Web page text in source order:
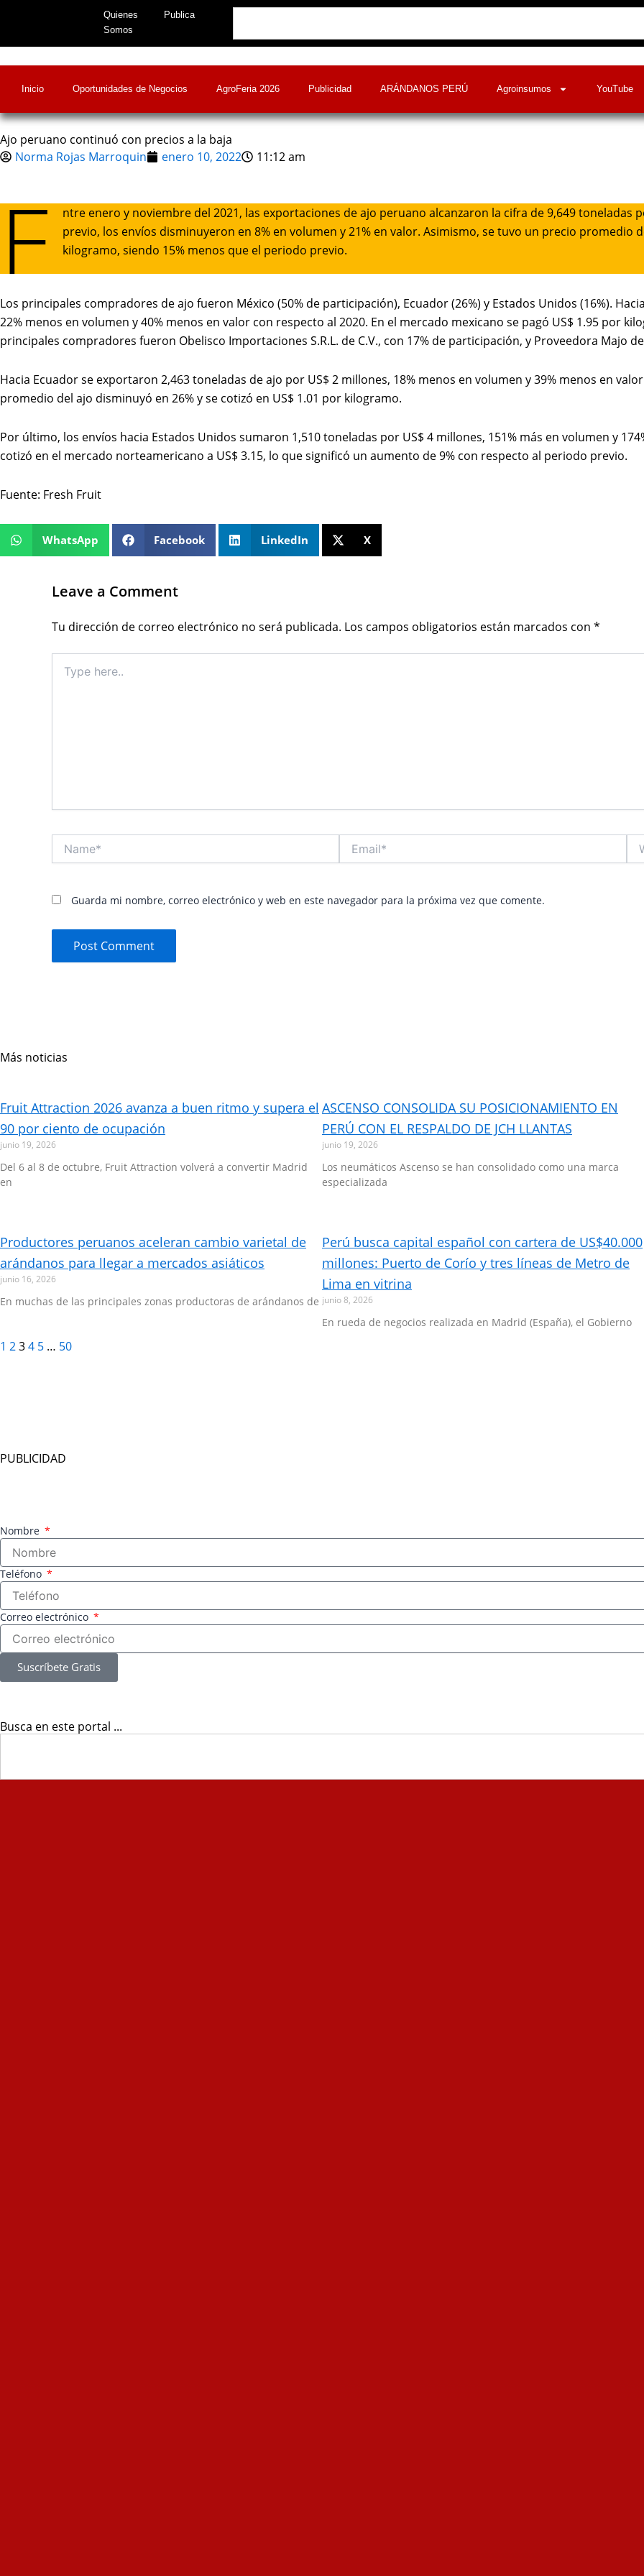
content
Quienes
Somos
Publica
Inicio Oportunidades de Negocios AgroFeria 2026 Publicidad ARÁNDANOS PERÚ Agroinsumos YouTube
Ajo peruano continuó con precios a la baja
Norma Rojas Marroquin
enero 10, 2022 11:12 am
E
ntre enero y noviembre del 2021, las exportaciones de ajo peruano alcanzaron la cifra de 9,649 toneladas
previo, los envíos disminuyeron en 8% en volumen y 21% en valor. Asimismo, se tuvo un precio promedio
kilogramo, siendo 15% menos que el periodo previo.
Los principales compradores de ajo fueron México (50% de participación), Ecuador (26%) y Estados Unidos (16%).
22% menos en volumen y 40% menos en valor con respecto al 2020. En el mercado mexicano se pagó US$ 1.95 por
principales compradores fueron Obelisco Importaciones S.R.L. de C.V., con 17% de participación, y Proveedora Majo de
Hacia Ecuador se exportaron 2,463 toneladas de ajo por US$ 2 millones, 18% menos en volumen y 39% menos en
promedio del ajo disminuyó en 26% y se cotizó en US$ 1.01 por kilogramo.
Por último, los envíos hacia Estados Unidos sumaron 1,510 toneladas por US$ 4 millones, 151% más en volumen y
cotizó en el mercado norteamericano a US$ 3.15, lo que significó un aumento de 9% con respecto al periodo previo.
Fuente: Fresh Fruit
WhatsApp Facebook LinkedIn X
Leave a Comment
Tu dirección de correo electrónico no será publicada. Los campos obligatorios están marcados con *
here..
Guarda mi nombre, correo electrónico y web en este navegador para la próxima vez que comente.
Más noticias
Fruit Attraction 2026 avanza a buen ritmo y supera el
90 por ciento de ocupación
junio 19, 2026
Del 6 al 8 de octubre, Fruit Attraction volverá a convertir Madrid
en
ASCENSO CONSOLIDA SU POSICIONAMIENTO EN
PERÚ CON EL RESPALDO DE JCH LLANTAS
junio 19, 2026
Los neumáticos Ascenso se han consolidado como una marca
especializada
Productores peruanos aceleran cambio varietal de
arándanos para llegar a mercados asiáticos
junio 16, 2026
En muchas de las principales zonas productoras de arándanos de
Perú busca capital español con cartera de US$40.000
millones: Puerto de Corío y tres líneas de Metro de
Lima en vitrina
junio 8, 2026
En rueda de negocios realizada en Madrid (España), el Gobierno
1 234 5 … 50
PUBLICIDAD
Nombre
Teléfono
Correo electrónico
Suscríbete Gratis
Busca en este portal ...